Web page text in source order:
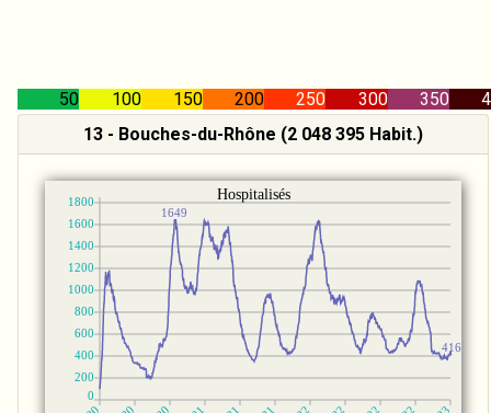
50 100 150 200 250 300 350
13 - Bouches-du-Rhône (2 048 395 Habit.)